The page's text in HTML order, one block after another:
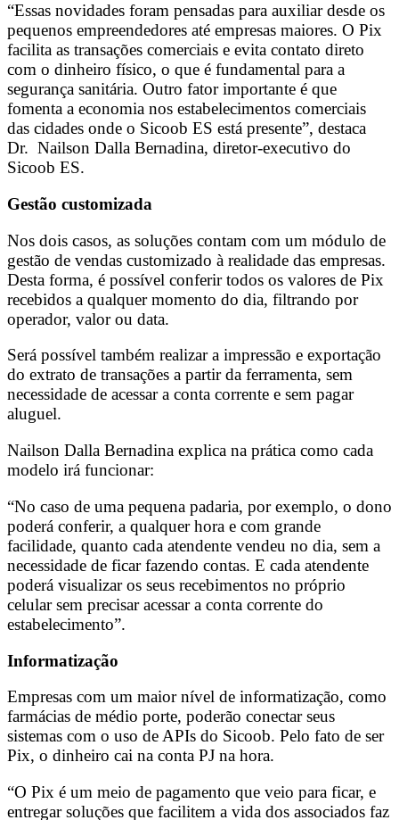
“Essas novidades foram pensadas para auxiliar desde os
pequenos empreendedores até empresas maiores. O Pix
facilita as transações comerciais e evita contato direto
com o dinheiro físico, o que é fundamental para a
segurança sanitária. Outro fator importante é que
fomenta a economia nos estabelecimentos comerciais
das cidades onde o Sicoob ES está presente”, destaca
Dr. Nailson Dalla Bernadina, diretor-executivo do
Sicoob ES.
Gestão customizada
Nos dois casos, as soluções contam com um módulo de
gestão de vendas customizado à realidade das empresas.
Desta forma, é possível conferir todos os valores de Pix
recebidos a qualquer momento do dia, filtrando por
operador, valor ou data.
Será possível também realizar a impressão e exportação
do extrato de transações a partir da ferramenta, sem
necessidade de acessar a conta corrente e sem pagar
aluguel.
Nailson Dalla Bernadina explica na prática como cada
modelo irá funcionar:
“No caso de uma pequena padaria, por exemplo, o dono
poderá conferir, a qualquer hora e com grande
facilidade, quanto cada atendente vendeu no dia, sem a
necessidade de ficar fazendo contas. E cada atendente
poderá visualizar os seus recebimentos no próprio
celular sem precisar acessar a conta corrente do
estabelecimento”.
Informatização
Empresas com um maior nível de informatização, como
farmácias de médio porte, poderão conectar seus
sistemas com o uso de APIs do Sicoob. Pelo fato de ser
Pix, o dinheiro cai na conta PJ na hora.
“O Pix é um meio de pagamento que veio para ficar, e
entregar soluções que facilitem a vida dos associados faz